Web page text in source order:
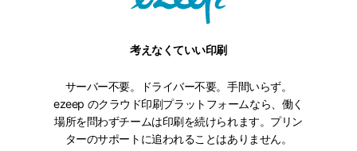
考えなくていい印刷
サーバー不要。ドライバー不要。手間いらず。
ezeep のクラウド印刷プラットフォームなら、働く
場所を問わずチームは印刷を続けられます。プリン
ターのサポートに追われることはありません。